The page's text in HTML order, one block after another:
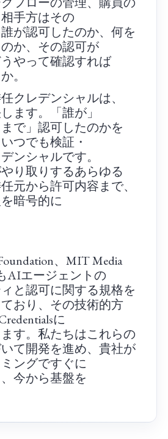
手方は​その​
が​認可したのか、​何を​
か、​その​認可が​
やって​確認すれば​
。
クレデンシャルは、​
ます。​「誰が」​
まで」​認可したのかを​
つでも​検証・
ンシャルです。​
り取りする​あらゆる​
元から​許可内容まで、​
暗号的に​
、​MIT Media
​AIエージェントの​
と​認可に​関する​規格を​
おり、​その​技術的方​
に​
す。​私たちは​これらの​
て​開発を​進め、​貴社が​
ングですぐに​
今から​基盤を​